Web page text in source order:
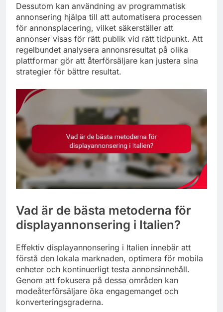
Dessutom kan användning av programmatisk
annonsering hjälpa till att automatisera processen
för annonsplacering, vilket säkerställer att
annonser visas för rätt publik vid rätt tidpunkt. Att
regelbundet analysera annonsresultat på olika
plattformar gör att återförsäljare kan justera sina
strategier för bättre resultat.
Vad är de bästa metoderna för
displayannonsering i Italien?
Effektiv displayannonsering i Italien innebär att
förstå den lokala marknaden, optimera för mobila
enheter och kontinuerligt testa annonsinnehåll.
Genom att fokusera på dessa områden kan
modeåterförsäljare öka engagemanget och
konverteringsgraderna.